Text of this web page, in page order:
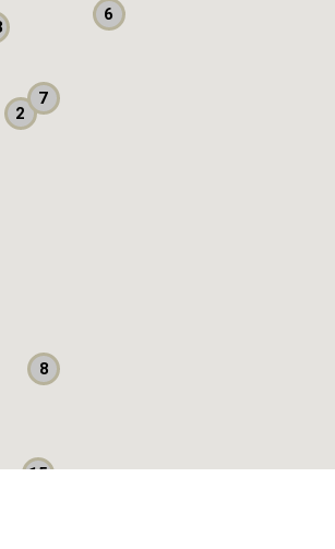
2
6
7
8
15